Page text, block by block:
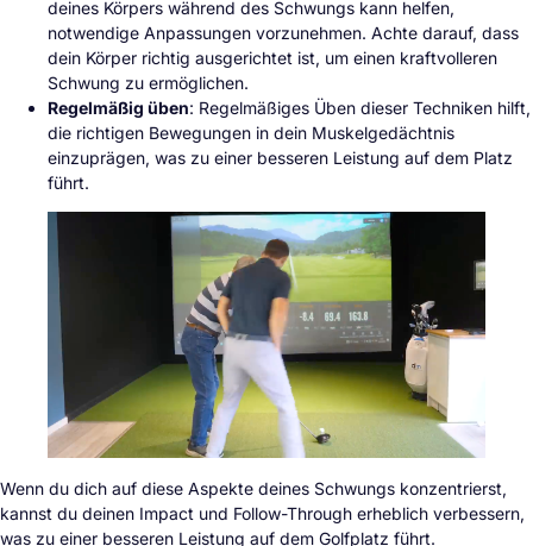
deines Körpers während des Schwungs kann helfen,
notwendige Anpassungen vorzunehmen. Achte darauf, dass
dein Körper richtig ausgerichtet ist, um einen kraftvolleren
Schwung zu ermöglichen.
Regelmäßig üben: Regelmäßiges Üben dieser Techniken hilft,
die richtigen Bewegungen in dein Muskelgedächtnis
einzuprägen, was zu einer besseren Leistung auf dem Platz
führt.
Wenn du dich auf diese Aspekte deines Schwungs konzentrierst,
kannst du deinen Impact und Follow-Through erheblich verbessern,
was zu einer besseren Leistung auf dem Golfplatz führt.